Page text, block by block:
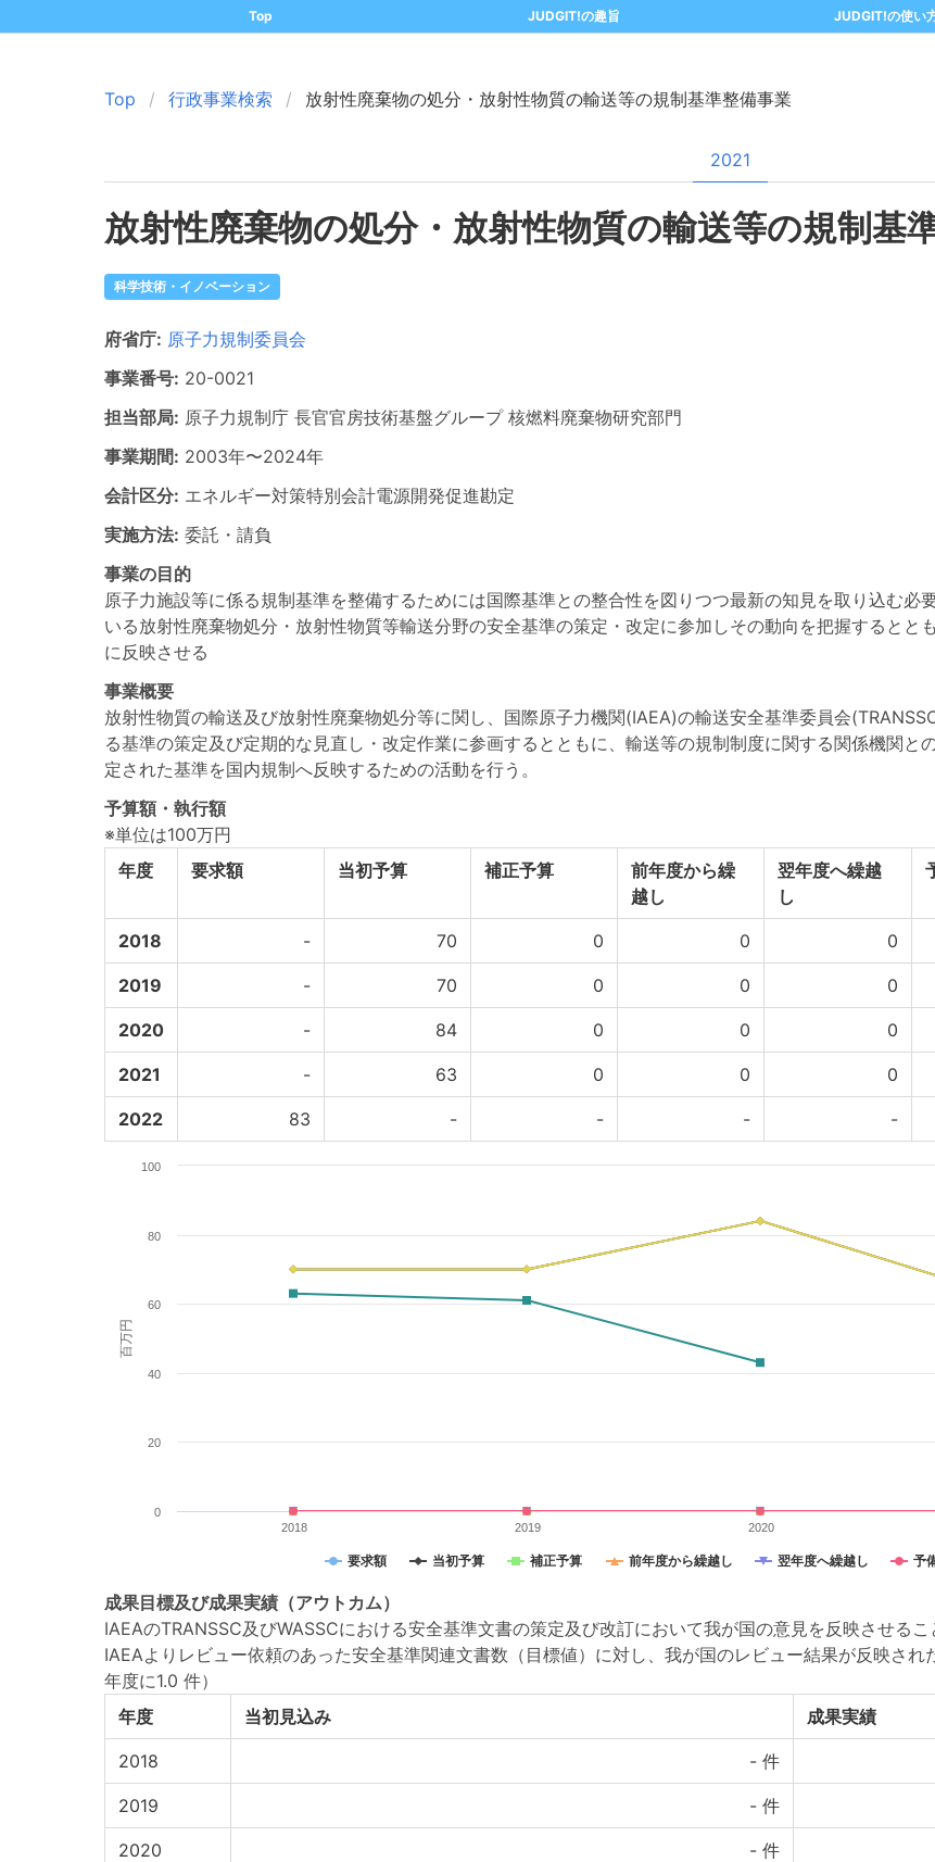
Top JUDGIT!の趣旨 JUDGIT!の使い
Top 行政事業検索 放射性廃棄物の処分・放射性物質の輸送等の規制基準整備事業
2021
放射性廃棄物の処分・放射性物質の輸送等の規制基
科学技術・イノベーション
府省庁: 原子力規制委員会
事業番号: 20-0021
担当部局: 原子力規制庁 長官官房技術基盤グループ 核燃料廃棄物研究部門
事業期間: 2003年〜2024年
会計区分: エネルギー対策特別会計電源開発促進勘定
実施方法: 委託・請負
事業の目的
原子力施設等に係る規制基準を整備するためには国際基準との整合性を図りつつ最新の知見を取り込む必
いる放射性廃棄物処分・放射性物質等輸送分野の安全基準の策定・改定に参加しその動向を把握するとと
に反映させる
事業概要
放射性物質の輸送及び放射性廃棄物処分等に関し、国際原子力機関(IAEA)の輸送安全基準委員会
る基準の策定及び定期的な見直し・改定作業に参画するとともに、輸送等の規制制度に関する関係機関
定された基準を国内規制へ反映するための活動を行う。
予算額・執行額
※単位は100万円
年度
要求額 当初予算 補正予算
前年度から繰
越し
翌年度へ繰越
し
2018 - 70 0 0 0
2019 - 70 0 0 0
2020 - 84 0 0 0
2021 - 63 0 0 0
2022 83 - - - -
百万円
要求額 当初予算 補正予算 前年度から繰越し 翌年度へ繰越し 予
2018 2019 2020
0
20
40
60
80
100
成果目標及び成果実績 （アウトカム）
IAEAのTRANSSC及びWASSCにおける安全基準文書の策定及び改訂において我が国の意見を反映させるこ
IAEAよりレビュー依頼のあった安全基準関連文書数（目標値）に対し、我が国のレビュー結果が反映され
年度に1.0 件）
年度
当初見込み 成果実績
2018 - 件
2019 - 件
2020 - 件